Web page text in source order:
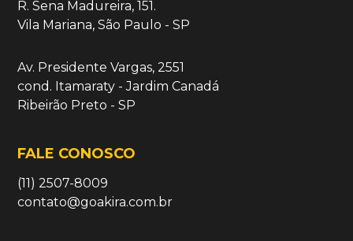
R. Sena Madureira, 151.
Vila Mariana, São Paulo - SP
Av. Presidente Vargas, 2551
cond. Itamaraty - Jardim Canadá
Ribeirão Preto - SP
FALE CONOSCO
(11) 2507-8009
contato@goakira.com.br